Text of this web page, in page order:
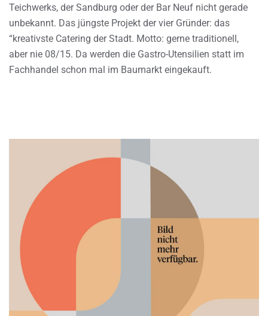
Teichwerks, der Sandburg oder der Bar Neuf nicht gerade
unbekannt. Das jüngste Projekt der vier Gründer: das
“kreativste Catering der Stadt. Motto: gerne traditionell,
aber nie 08/15. Da werden die Gastro-Utensilien statt im
Fachhandel schon mal im Baumarkt eingekauft.